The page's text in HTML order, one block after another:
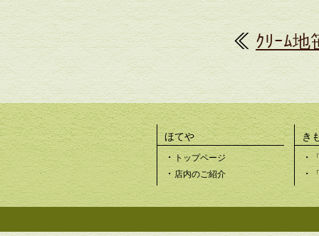
≪ｸﾘｰﾑ地
ほてや
・ トップページ
・店内のご紹介
き
・
・